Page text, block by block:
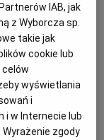
publiczne.
kryteriów
zamówienia
musi być
IAB, jak
z Wyborcza sp.
takie jak
cookie lub
wyświetlania
i
i w Internecie lub
zgody